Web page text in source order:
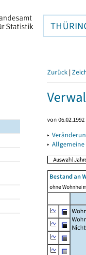
Zurück |
von
▸
▸
Bestand an
ohne